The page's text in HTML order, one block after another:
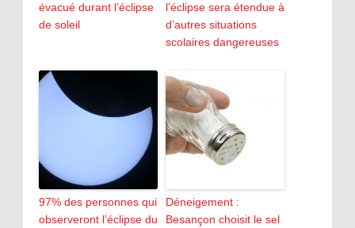
évacué durant l’éclipse
de soleil
l’éclipse sera étendue à
d’autres situations
scolaires dangereuses
97% des personnes qui
observeront l’éclipse du
Déneigement :
Besançon choisit le sel